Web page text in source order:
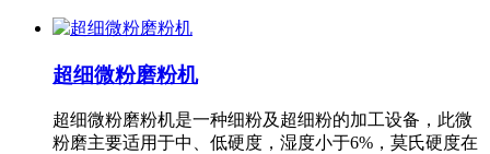
超细微粉磨粉机
超细微粉磨粉机是一种细粉及超细粉的加工设备，此微
粉磨主要适用于中、低硬度，湿度小于6%，莫氏硬度在